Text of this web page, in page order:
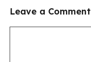
Leave a Comment